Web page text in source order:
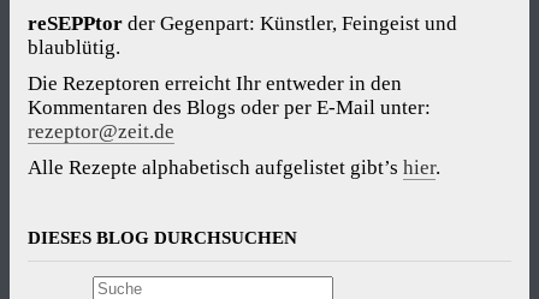
reSEPPtor der Gegenpart: Künstler, Feingeist und
blaublütig.
Die Rezeptoren erreicht Ihr entweder in den
Kommentaren des Blogs oder per E-Mail unter:
rezeptor@zeit.de
Alle Rezepte alphabetisch aufgelistet gibt’s hier.
DIESES BLOG DURCHSUCHEN